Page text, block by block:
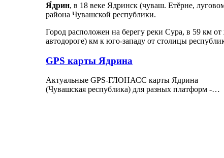
Я́дрин, в 18 веке Ядринск (чуваш. Етĕрне,
района Чувашской республики.
Город расположен на берегу реки Сура, в 59 км
автодороге) км к юго-западу от столицы
GPS карты Ядрина
Актуальные GPS-ГЛОНАСС карты Ядрина
(Чувашская республика) для разных платформ -…